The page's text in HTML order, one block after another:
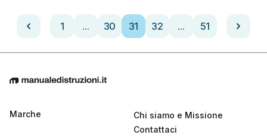
1 ... 30 31 32 ... 51
Marche
Chi siamo e Missione
Contattaci